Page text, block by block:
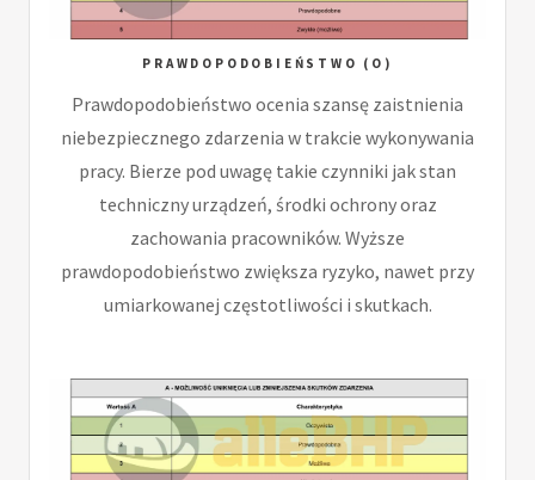
PRAWDOPODOBIEŃSTWO (O)
Prawdopodobieństwo ocenia szansę zaistnienia
niebezpiecznego zdarzenia w trakcie wykonywania
pracy. Bierze pod uwagę takie czynniki jak stan
techniczny urządzeń, środki ochrony oraz
zachowania pracowników. Wyższe
prawdopodobieństwo zwiększa ryzyko, nawet przy
umiarkowanej częstotliwości i skutkach.